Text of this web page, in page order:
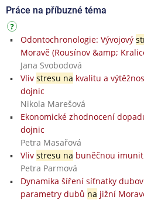
Práce na příbuzné téma
Odontochronologie: Vývojový
Moravě (Rousínov &amp;
Jana Svobodová
Vliv stresu na kvalitu a
dojnic
Nikola Marešová
Ekonomické zhodnocení
dojnic
Petra Masařová
Vliv stresu na buněčnou
Petra Parmová
Dynamika šíření síťnatky
parametry dubů na jižní